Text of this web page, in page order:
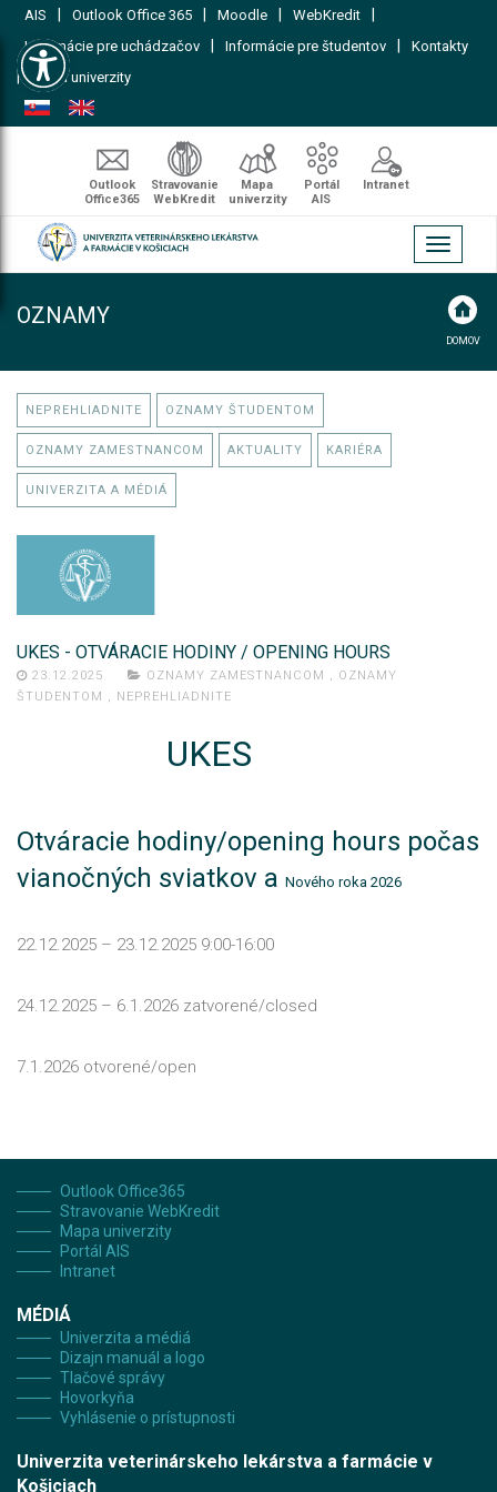
Open toolbar
AIS Outlook Office 365 Moodle WebKredit
Informácie pre uchádzačov Informácie pre študentov Kontakty
| Mapa univerzity
Outlook
Office365
Stravovanie
WebKredit
Mapa
univerzity
Portál
AIS
Intranet
Toggle
OZNAMY
DOMOV
NEPREHLIADNITE OZNAMY ŠTUDENTOM
OZNAMY ZAMESTNANCOM AKTUALITY KARIÉRA
UNIVERZITA A MÉDIÁ
UKES - OTVÁRACIE HODINY / OPENING HOURS
23.12.2025 OZNAMY ZAMESTNANCOM
OZNAMY
ŠTUDENTOM
NEPREHLIADNITE
UKES
Otváracie hodiny/opening hours počas
vianočných sviatkov a Nového roka 2026
22.12.2025 – 23.12.2025 9:00-16:00
24.12.2025 – 6.1.2026 zatvorené/closed
7.1.2026 otvorené/open
Outlook Office365
Stravovanie WebKredit
Mapa univerzity
Portál AIS
Intranet
MÉDIÁ
Univerzita a médiá
Dizajn manuál a logo
Tlačové správy
Hovorkyňa
Vyhlásenie o prístupnosti
Univerzita veterinárskeho lekárstva a farmácie v
Košiciach